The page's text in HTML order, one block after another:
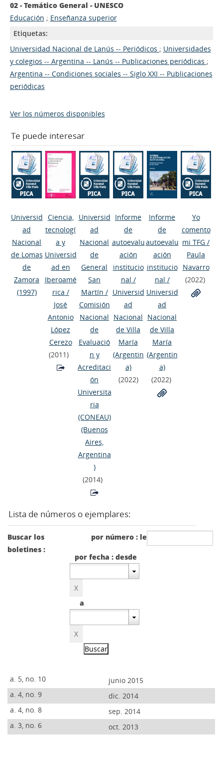
02 - Temático General - UNESCO
Educación ; Enseñanza superior
Etiquetas:
Universidad Nacional de Lanús -- Periódicos ; Universidades
y colegios -- Argentina -- Lanús -- Publicaciones periódicas ;
Argentina -- Condiciones sociales -- Siglo XXI -- Publicaciones
periódicas
Ver los números disponibles
Te puede interesar
Universid
ad
Nacional
de Lomas
de
Zamora
(1997)
Ciencia,
tecnologí
a y
Universid
ad en
Iberoamé
rica /
José
Antonio
López
Cerezo
(2011)
Universid
ad
Nacional
de
General
San
Martín /
Comisión
Nacional
de
Evaluació
n y
Acreditaci
ón
Universita
ria
(CONEAU)
(Buenos
Aires,
Argentina
)
(2014)
Informe
de
autoevalu
ación
institucio
nal /
Universid
ad
Nacional
de Villa
María
(Argentin
a)
(2022)
Informe
de
autoevalu
ación
institucio
nal /
Universid
ad
Nacional
de Villa
María
(Argentin
a)
(2022)
Yo
comento
mi TFG /
Paula
Navarro
(2022)
Lista de números o ejemplares:
Buscar los
boletines :
por número : le
por fecha : desde
a
a. 5, no. 10
junio 2015
a. 4, no. 9
dic. 2014
a. 4, no. 8
sep. 2014
a. 3, no. 6
oct. 2013